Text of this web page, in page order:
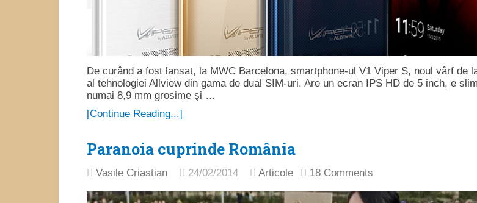
De curând a fost lansat, la MWC Barcelona, smartphone-ul V1 Viper S, noul vârf de
al tehnologiei Allview din gama de dual SIM-uri. Are un ecran IPS HD de 5 inch, e
numai 8,9 mm grosime şi …
[Continue Reading...]
Paranoia cuprinde România
Vasile Criastian 24/02/2014 Articole 18 Comments